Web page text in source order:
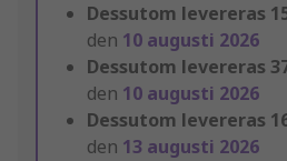
Dessutom levereras
den 10 augusti 2026
Dessutom levereras
den 10 augusti 2026
Dessutom levereras
den 13 augusti 2026